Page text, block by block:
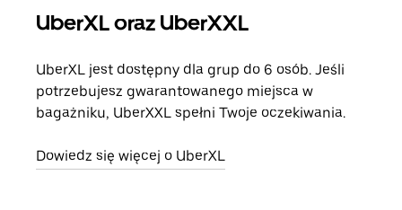
UberXL oraz UberXXL
UberXL jest dostępny dla grup do 6 osób. Jeśli
potrzebujesz gwarantowanego miejsca w
bagażniku, UberXXL spełni Twoje oczekiwania.
Dowiedz się więcej o UberXL